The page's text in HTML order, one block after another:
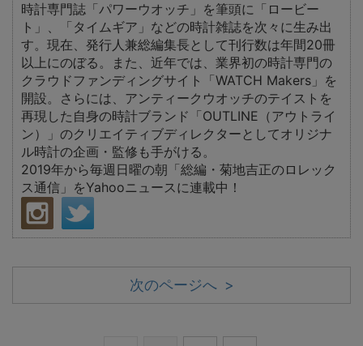
時計専門誌「パワーウオッチ」を筆頭に「ロービー
ト」、「タイムギア」などの時計雑誌を次々に生み出
す。現在、発行人兼総編集長として刊行数は年間20冊
以上にのぼる。また、近年では、業界初の時計専門の
クラウドファンディングサイト「WATCH Makers」を
開設。さらには、アンティークウオッチのテイストを
再現した自身の時計ブランド「OUTLINE（アウトライ
ン）」のクリエイティブディレクターとしてオリジナ
ル時計の企画・監修も手がける。
2019年から毎週日曜の朝「総編・菊地吉正のロレック
ス通信」をYahooニュースに連載中！
次のページへ >